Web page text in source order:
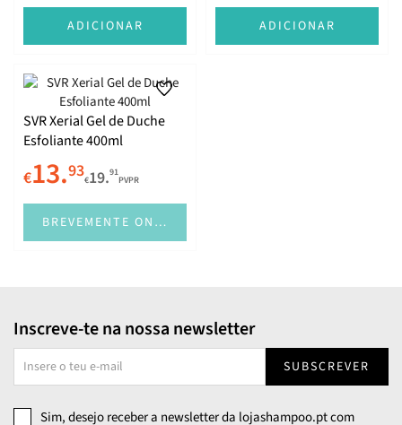
ADICIONAR ADICIONAR
SVR Xerial Gel de Duche
Esfoliante 400ml
€13.93€19.91
PVPR
BREVEMENTE ONLINE
Inscreve-te na nossa newsletter
SUBSCREVER
Sim, desejo receber a newsletter da lojashampoo.pt com